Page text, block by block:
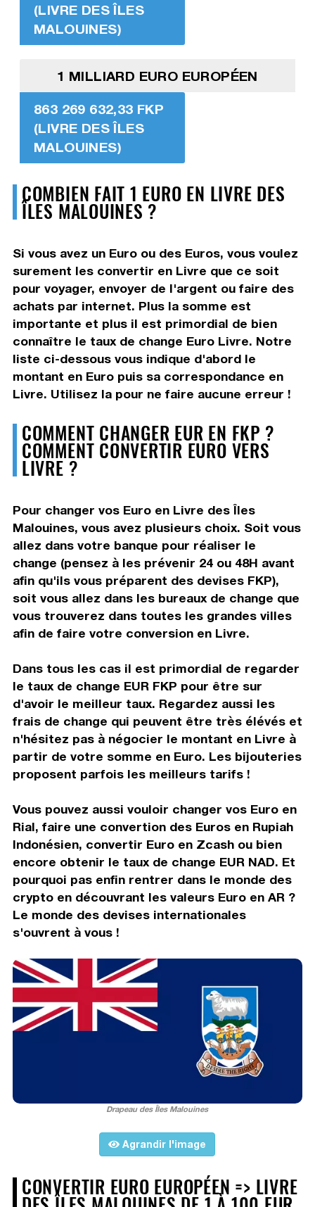
(LIVRE DES ÎLES
MALOUINES)
1 MILLIARD EURO EUROPÉEN
863 269 632,33 FKP
(LIVRE DES ÎLES
MALOUINES)
COMBIEN FAIT 1 EURO EN LIVRE DES
ÎLES MALOUINES ?
Si vous avez un Euro ou des Euros, vous voulez
surement les convertir en Livre que ce soit
pour voyager, envoyer de l'argent ou faire des
achats par internet. Plus la somme est
importante et plus il est primordial de bien
connaître le taux de change Euro Livre. Notre
liste ci-dessous vous indique d'abord le
montant en Euro puis sa correspondance en
Livre. Utilisez la pour ne faire aucune erreur !
COMMENT CHANGER EUR EN FKP ?
COMMENT CONVERTIR EURO VERS
LIVRE ?
Pour changer vos Euro en Livre des Îles
Malouines, vous avez plusieurs choix. Soit vous
allez dans votre banque pour réaliser le
change (pensez à les prévenir 24 ou 48H avant
afin qu'ils vous préparent des devises FKP),
soit vous allez dans les bureaux de change que
vous trouverez dans toutes les grandes villes
afin de faire votre conversion en Livre.
Dans tous les cas il est primordial de regarder
le taux de change EUR FKP pour être sur
d'avoir le meilleur taux. Regardez aussi les
frais de change qui peuvent être très élévés et
n'hésitez pas à négocier le montant en Livre à
partir de votre somme en Euro. Les bijouteries
proposent parfois les meilleurs tarifs !
Vous pouvez aussi vouloir changer vos Euro en
Rial, faire une convertion des Euros en Rupiah
Indonésien, convertir Euro en Zcash ou bien
encore obtenir le taux de change EUR NAD. Et
pourquoi pas enfin rentrer dans le monde des
crypto en découvrant les valeurs Euro en AR ?
Le monde des devises internationales
s'ouvrent à vous !
Drapeau des Îles Malouines
Agrandir l'image
CONVERTIR EURO EUROPÉEN => LIVRE